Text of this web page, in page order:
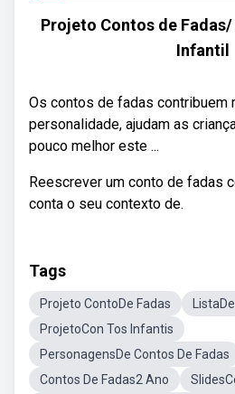
Projeto Contos de
Infantil
Os contos de fadas contribuem
personalidade, ajudam as
pouco melhor este ...
Reescrever um conto de fadas
conta o seu contexto de.
Tags
Projeto ContoDe Fadas
ProjetoCon Tos Infantis
PersonagensDe Contos De Fadas
Contos De Fadas2 Ano